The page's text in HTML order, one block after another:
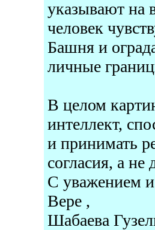
указывают на
человек
Башня и
личные
В целом
интеллект,
и принимать
согласия, а не
С уважением
Вере ,
Шабаева